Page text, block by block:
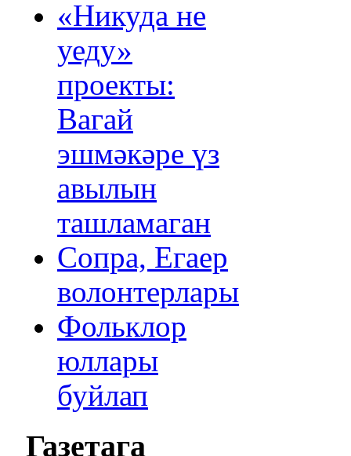
«Никуда не
уеду»
проекты:
Вагай
эшмәкәре үз
авылын
ташламаган
Сопра, Егаер
волонтерлары
Фольклор
юллары
буйлап
Газетага